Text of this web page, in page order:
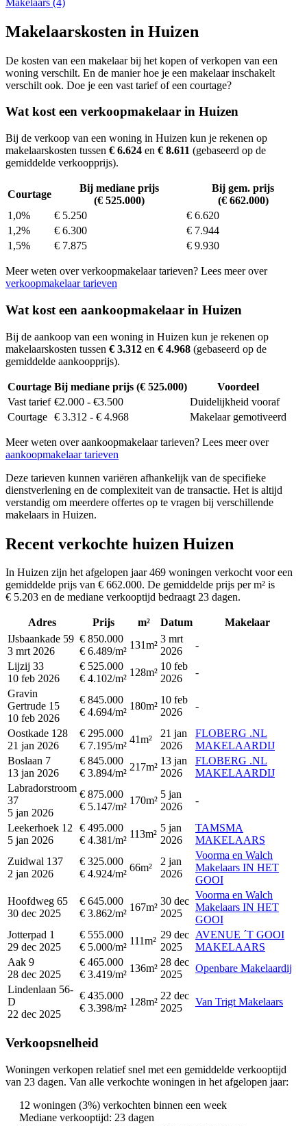
Makelaars (4)
Makelaarskosten in Huizen
De kosten van een makelaar bij het kopen of verkopen van een
woning verschilt. En de manier hoe je een makelaar inschakelt
verschilt ook. Doe je een vast tarief of een courtage?
Wat kost een verkoopmakelaar in Huizen
Bij de verkoop van een woning in Huizen kun je rekenen op
makelaarskosten tussen € 6.624 en € 8.611 (gebaseerd op de
gemiddelde verkoopprijs).
Courtage
Bij mediane prijs
(€ 525.000)
Bij gem. prijs
(€ 662.000)
1,0%
€ 5.250
€ 6.620
1,2%
€ 6.300
€ 7.944
1,5%
€ 7.875 € 9.930
Meer weten over verkoopmakelaar tarieven? Lees meer over
verkoopmakelaar tarieven
Wat kost een aankoopmakelaar in Huizen
Bij de aankoop van een woning in Huizen kun je rekenen op
makelaarskosten tussen € 3.312 en € 4.968 (gebaseerd op de
gemiddelde aankoopprijs).
Courtage Bij mediane prijs (€ 525.000)
Voordeel
Vast tarief €2.000 - €3.500
Duidelijkheid vooraf
Courtage € 3.312 - € 4.968 Makelaar gemotiveerd
Meer weten over aankoopmakelaar tarieven? Lees meer over
aankoopmakelaar tarieven
Deze tarieven kunnen variëren afhankelijk van de specifieke
dienstverlening en de complexiteit van de transactie. Het is altijd
verstandig om meerdere offertes op te vragen bij verschillende
makelaars in Huizen.
Recent verkochte huizen Huizen
In Huizen zijn het afgelopen jaar 469 woningen verkocht voor een
gemiddelde prijs van € 662.000. De gemiddelde prijs per m² is
€ 5.203 en de mediane verkooptijd bedraagt 23 dagen.
Adres Prijs m² Datum
Makelaar
IJsbaankade 59
3 mrt 2026
€ 850.000
€ 6.489/m²
131m²
3 mrt
2026
-
Lijzij 33
10 feb 2026
€ 525.000
€ 4.102/m²
128m²
10 feb
2026
-
Gravin
Gertrude 15
10 feb 2026
€ 845.000
€ 4.694/m²
180m²
10 feb
2026
-
Oostkade 128
21 jan 2026
€ 295.000
€ 7.195/m²
41m²
21 jan
2026
FLOBERG .NL
MAKELAARDIJ
Boslaan 7
13 jan 2026
€ 845.000
€ 3.894/m²
217m²
13 jan
2026
FLOBERG .NL
MAKELAARDIJ
Labradorstroom
37
5 jan 2026
€ 875.000
€ 5.147/m²
170m²
5 jan
2026
-
Leekerhoek 12
5 jan 2026
€ 495.000
€ 4.381/m²
113m²
5 jan
2026
TAMSMA
MAKELAARS
Zuidwal 137
2 jan 2026
€ 325.000
€ 4.924/m²
66m²
2 jan
2026
Voorma en Walch
Makelaars IN HET
GOOI
Hoofdweg 65
30 dec 2025
€ 645.000
€ 3.862/m²
167m²
30 dec
2025
Voorma en Walch
Makelaars IN HET
GOOI
Jotterpad 1
29 dec 2025
€ 555.000
€ 5.000/m²
111m²
29 dec
2025
AVENUE ´T GOOI
MAKELAARS
Aak 9
28 dec 2025
€ 465.000
€ 3.419/m²
136m²
28 dec
2025
Openbare Makelaardij
Lindenlaan 56-
D
22 dec 2025
€ 435.000
€ 3.398/m²
128m²
22 dec
2025
Van Trigt Makelaars
Verkoopsnelheid
Woningen verkopen relatief snel met een gemiddelde verkooptijd
van 23 dagen. Van alle verkochte woningen in het afgelopen jaar:
12 woningen (3%) verkochten binnen een week
Mediane verkooptijd: 23 dagen